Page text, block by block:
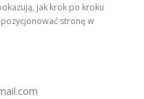
jak krok po kroku
stronę w